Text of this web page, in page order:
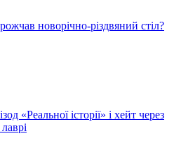
новорічно-різдвяний стіл?
«Реальної історії» і хейт через